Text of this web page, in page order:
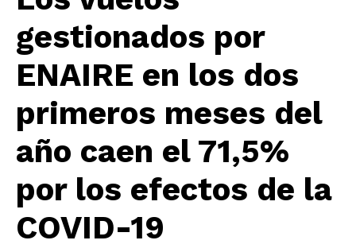
gestionados por
ENAIRE en los dos
primeros meses del
año caen el 71,5%
por los efectos de la
COVID-19